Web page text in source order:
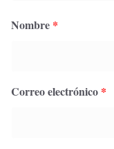
Nombre *
Correo electrónico *